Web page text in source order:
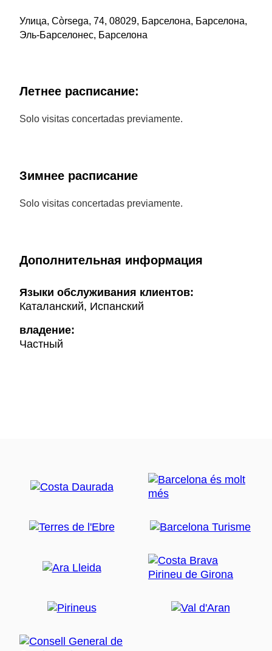
Улица, Còrsega, 74, 08029, Барселона, Барселона,
Эль-Барселонес, Барселона
Летнее расписание:
Solo visitas concertadas previamente.
Зимнее расписание
Solo visitas concertadas previamente.
Дополнительная информация
Языки обслуживания клиентов:
Каталанский, Испанский
владение:
Частный